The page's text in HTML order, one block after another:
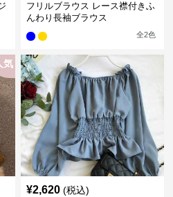
フリルブラウス レース襟付きふ
んわり長袖ブラウス
全2色
気
¥2,620 (税込)